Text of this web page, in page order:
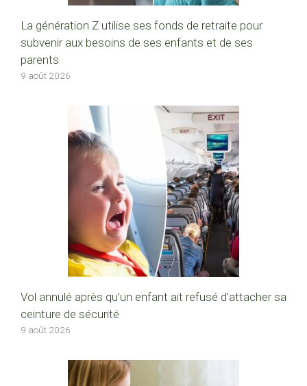
La génération Z utilise ses fonds de retraite pour
subvenir aux besoins de ses enfants et de ses
parents
9 août 2026
Vol annulé après qu’un enfant ait refusé d’attacher sa
ceinture de sécurité
9 août 2026